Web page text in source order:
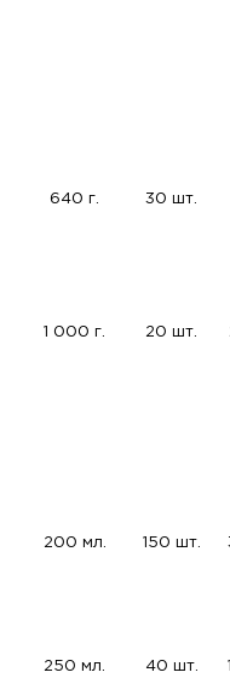
640 г. 30 шт.
1 000 г. 20 шт.
200 мл. 150 шт.
250 мл. 40 шт.